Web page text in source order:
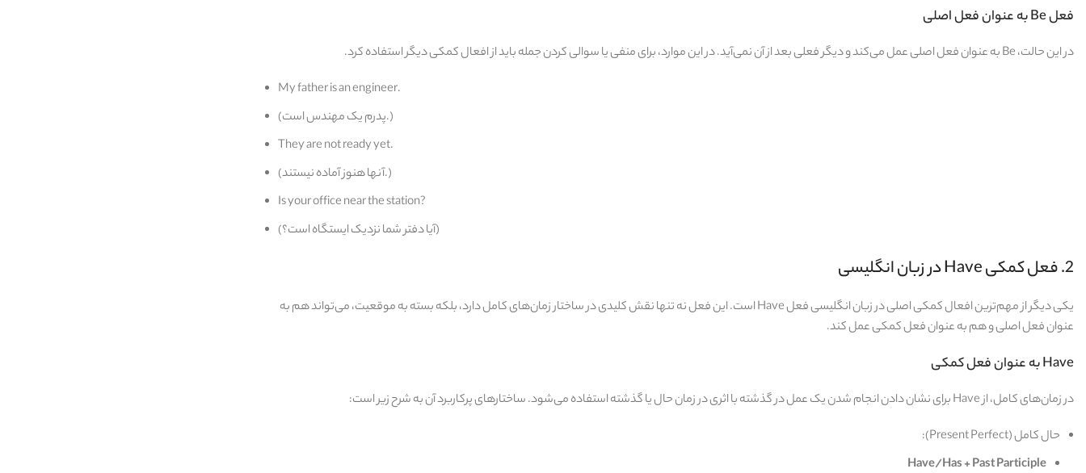
فعل Be به عنوان فعل اصلی
در این حالت، Be به عنوان فعل اصلی عمل می‌کند و دیگر فعلی بعد از آن نمی‌آید. در این موارد، برای منفی یا سوالی کردن جمله باید از افعال کمکی دیگر استفاده کرد.
My father is an engineer.
(پدرم یک مهندس است.)
They are not ready yet.
(آنها هنوز آماده نیستند.)
Is your office near the station?
(آیا دفتر شما نزدیک ایستگاه است؟)
2. فعل کمکی Have در زبان انگلیسی
یکی دیگر از مهم‌ترین افعال کمکی اصلی در زبان انگلیسی فعل Have است. این فعل نه‌ تنها نقش کلیدی در ساختار زمان‌های کامل دارد، بلکه بسته به موقعیت، می‌تواند هم به‌
عنوان فعل اصلی و هم به‌ عنوان فعل کمکی عمل کند.
Have به عنوان فعل کمکی
در زمان‌های کامل، از Have برای نشان دادن انجام شدن یک عمل در گذشته با اثری در زمان حال یا گذشته استفاده می‌شود. ساختارهای پرکاربرد آن به شرح زیر است:
حال کامل (Present Perfect):
Have/Has + Past Participle